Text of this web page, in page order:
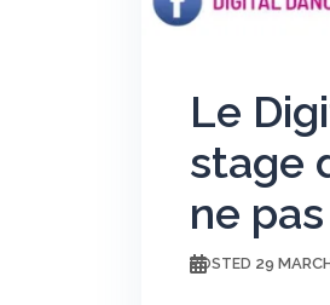
Le
stage
ne
POSTED 29